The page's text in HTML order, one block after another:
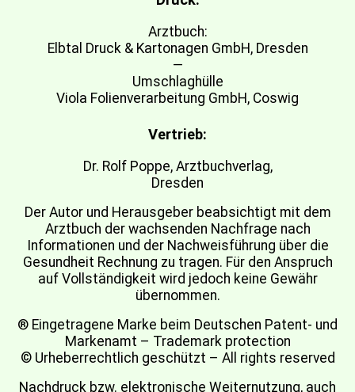
Arztbuch:
Elbtal Druck & Kartonagen GmbH, Dresden
—
Umschlaghülle
Viola Folienverarbeitung GmbH, Coswig
Vertrieb:
Dr. Rolf Poppe, Arztbuchverlag,
Dresden
Der Autor und Herausgeber beabsichtigt mit dem
Arztbuch der wachsenden Nachfrage nach
Informationen und der Nachweisführung über die
Gesundheit Rechnung zu tragen. Für den Anspruch
auf Vollständigkeit wird jedoch keine Gewähr
übernommen.
® Eingetragene Marke beim Deutschen Patent- und
Markenamt – Trademark protection
© Urheberrechtlich geschützt – All rights reserved
Nachdruck bzw. elektronische Weiternutzung, auch